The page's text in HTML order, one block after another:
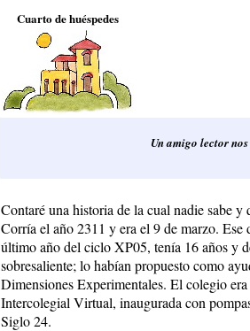
Cuarto de huéspedes
Un amigo lector
Contaré una historia de la cual nadie sabe
Corría el año 2311 y era el 9 de marzo.
último año del ciclo XP05, tenía 16 años y
sobresaliente; lo habían propuesto como
Dimensiones Experimentales. El colegio
Intercolegial Virtual, inaugurada con
Siglo 24.